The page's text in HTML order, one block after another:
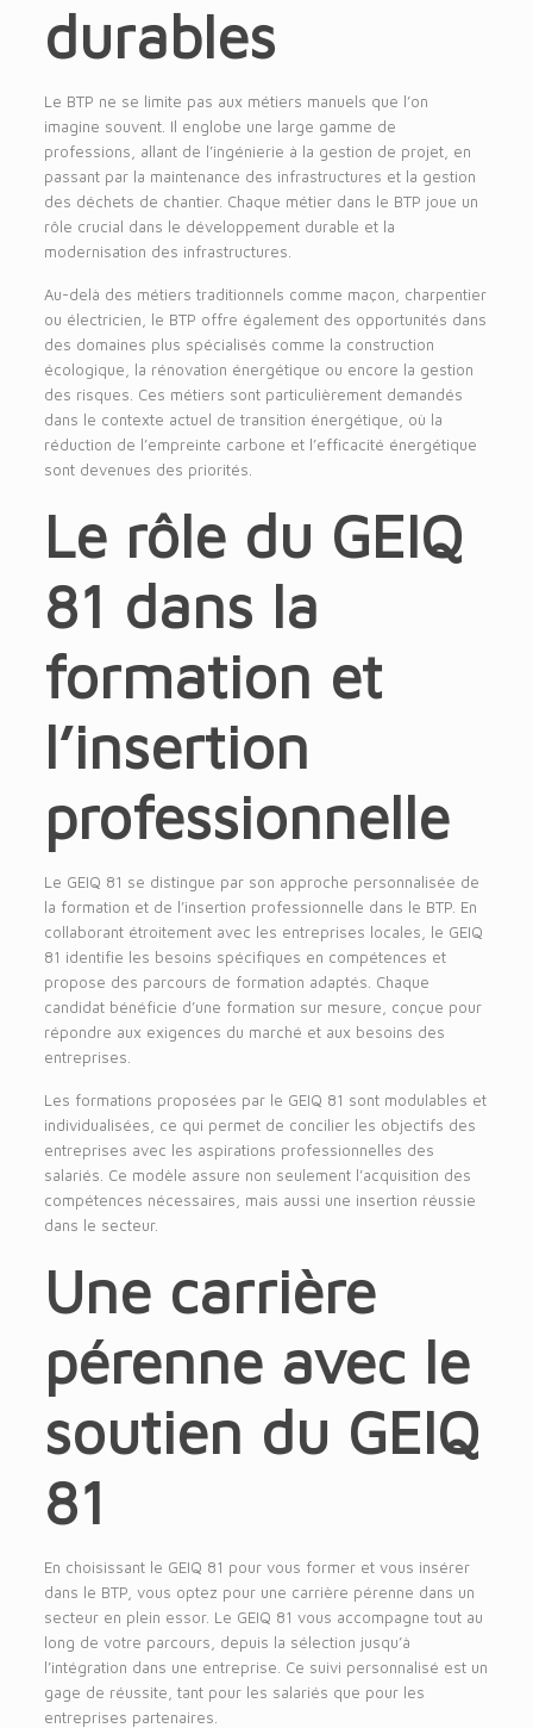
durables
Le BTP ne se limite pas aux métiers manuels que l’on
imagine souvent. Il englobe une large gamme de
professions, allant de l’ingénierie à la gestion de projet, en
passant par la maintenance des infrastructures et la gestion
des déchets de chantier. Chaque métier dans le BTP joue un
rôle crucial dans le développement durable et la
modernisation des infrastructures.
Au-delà des métiers traditionnels comme maçon, charpentier
ou électricien, le BTP offre également des opportunités dans
des domaines plus spécialisés comme la construction
écologique, la rénovation énergétique ou encore la gestion
des risques. Ces métiers sont particulièrement demandés
dans le contexte actuel de transition énergétique, où la
réduction de l’empreinte carbone et l’efficacité énergétique
sont devenues des priorités.
Le rôle du GEIQ
81 dans la
formation et
l’insertion
professionnelle
Le GEIQ 81 se distingue par son approche personnalisée de
la formation et de l’insertion professionnelle dans le BTP. En
collaborant étroitement avec les entreprises locales, le GEIQ
81 identifie les besoins spécifiques en compétences et
propose des parcours de formation adaptés. Chaque
candidat bénéficie d’une formation sur mesure, conçue pour
répondre aux exigences du marché et aux besoins des
entreprises.
Les formations proposées par le GEIQ 81 sont modulables et
individualisées, ce qui permet de concilier les objectifs des
entreprises avec les aspirations professionnelles des
salariés. Ce modèle assure non seulement l’acquisition des
compétences nécessaires, mais aussi une insertion réussie
dans le secteur.
Une carrière
pérenne avec le
soutien du GEIQ
81
En choisissant le GEIQ 81 pour vous former et vous insérer
dans le BTP, vous optez pour une carrière pérenne dans un
secteur en plein essor. Le GEIQ 81 vous accompagne tout au
long de votre parcours, depuis la sélection jusqu’à
l’intégration dans une entreprise. Ce suivi personnalisé est un
gage de réussite, tant pour les salariés que pour les
entreprises partenaires.